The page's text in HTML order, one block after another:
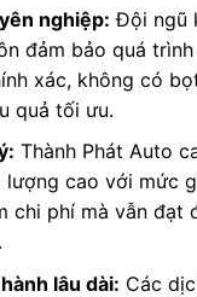
nghiệp: Đội ngũ
đảm bảo quá
xác, không có
quả tối ưu.
Thành Phát Auto
cao với mức
chi phí mà vẫn đạt
lâu dài: Các